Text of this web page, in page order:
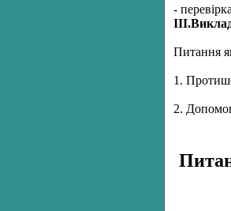
-
Питання
1.
2.